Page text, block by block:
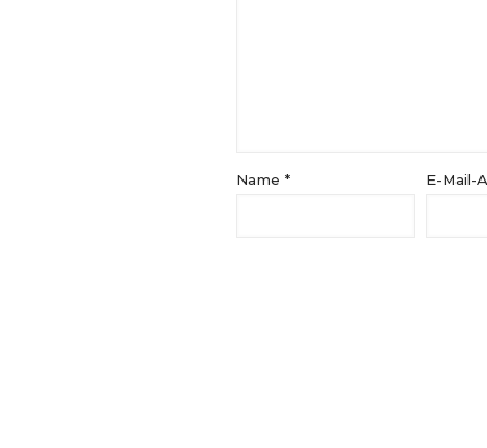
Name * E-Mail-